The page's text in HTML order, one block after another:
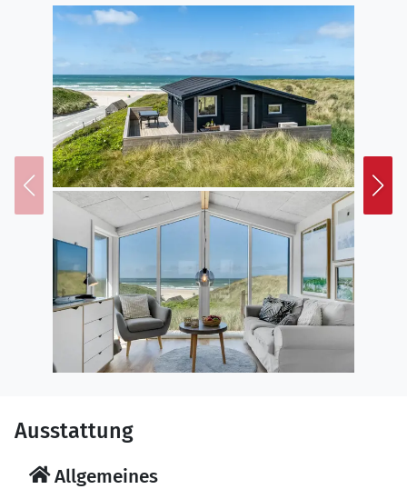
. Die Entfernung zum Meer beträgt 50 m. Die nächste
Einkaufsmöglichkeit liegt 900 m entfernt. Es steht ein
offenes Terrassenareal zur Verfügung. Außerdem gibt
es überdachte Terrasse. Parkplatz auf dem
Grundstück.
Einrichtung
Das Ferienhaus eignet sich für 4 Personen. 2 der
Schlafplätze eignen sich jedoch nur für größere Kinder
(4-11 Jahre). Die Ferienunterkunft hat eine Wohnfläche
von 46 m² und wurde 1942 gebaut. 2023 wurde die
Ferienunterkunft renoviert. Haustiere dürfen nicht
mitgebracht werden. In der Ferienunterkunft ist eine
energiesparender Luft zu Luft Wärmepumpe installiert.
Fußbodenheizung in allen Klinkerböden.
Es gibt einen Schlafraum. 2 Schlafplätze in einem
Doppelbett.2 Schlafplätze im Alkoven. 2 von diesen
Schlafplätzen befinden sich im Wohnzimmer.
Ausstattung
Allgemeines